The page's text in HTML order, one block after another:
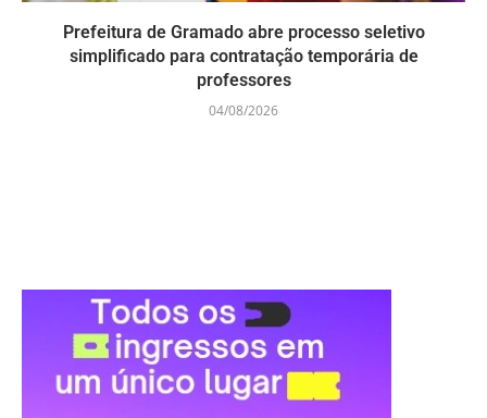
Prefeitura de Gramado abre processo seletivo
simplificado para contratação temporária de
professores
04/08/2026